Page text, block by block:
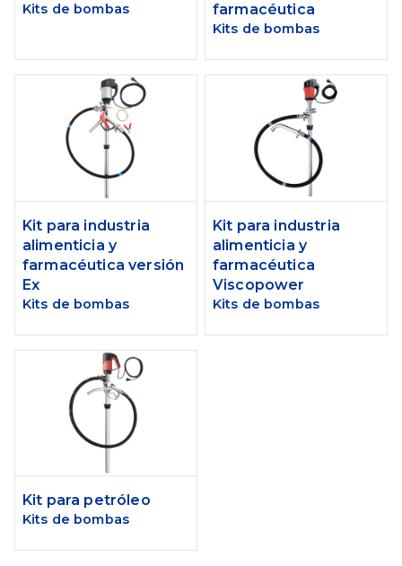
Kits de bombas
farmacéutica
Kits de bombas
Kit para industria
alimenticia y
farmacéutica versión
Ex
Kits de bombas
Kit para industria
alimenticia y
farmacéutica
Viscopower
Kits de bombas
Kit para petróleo
Kits de bombas